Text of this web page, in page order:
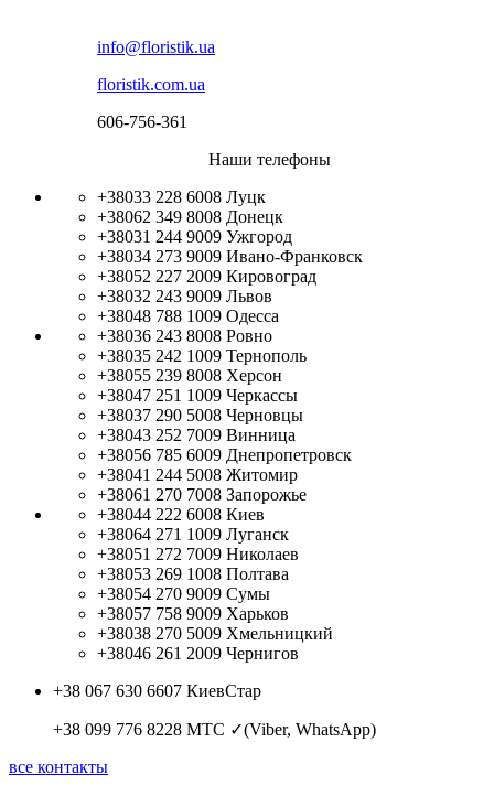
info@floristik.ua
floristik.com.ua
606-756-361
Наши телефоны
+38033 228 6008 Луцк
+38062 349 8008 Донецк
+38031 244 9009 Ужгород
+38034 273 9009 Ивано-Франковск
+38052 227 2009 Кировоград
+38032 243 9009 Львов
+38048 788 1009 Одесса
+38036 243 8008 Ровно
+38035 242 1009 Тернополь
+38055 239 8008 Херсон
+38047 251 1009 Черкассы
+38037 290 5008 Черновцы
+38043 252 7009 Винница
+38056 785 6009 Днепропетровск
+38041 244 5008 Житомир
+38061 270 7008 Запорожье
+38044 222 6008 Киев
+38064 271 1009 Луганск
+38051 272 7009 Николаев
+38053 269 1008 Полтава
+38054 270 9009 Сумы
+38057 758 9009 Харьков
+38038 270 5009 Хмельницкий
+38046 261 2009 Чернигов
+38 067 630 6607 КиевСтар
+38 099 776 8228 МТС ✓(Viber, WhatsApp)
все контакты